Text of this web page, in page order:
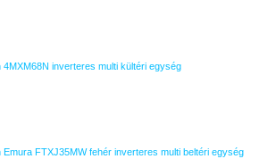
4MXM68N inverteres multi kültéri egység
Emura FTXJ35MW fehér inverteres multi beltéri egység